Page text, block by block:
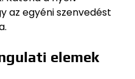
az egyéni szenvedést
elemek